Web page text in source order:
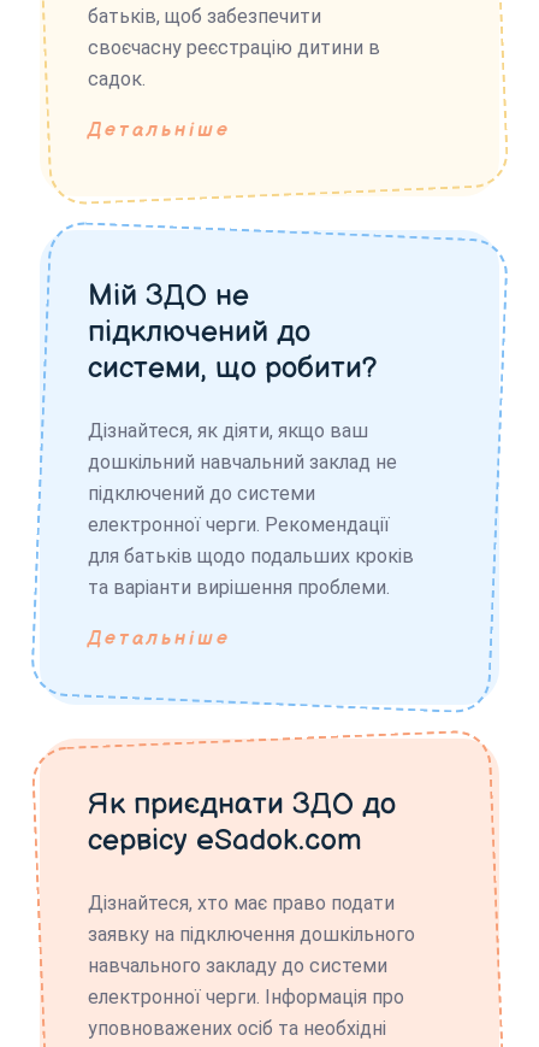
батьків, щоб забезпечити
своєчасну реєстрацію дитини в
садок.
Детальніше
Мій ЗДО не
підключений до
системи, що робити?
Дізнайтеся, як діяти, якщо ваш
дошкільний навчальний заклад не
підключений до системи
електронної черги. Рекомендації
для батьків щодо подальших кроків
та варіанти вирішення проблеми.
Детальніше
Як приєднати ЗДО до
сервісу eSadok.com
Дізнайтеся, хто має право подати
заявку на підключення дошкільного
навчального закладу до системи
електронної черги. Інформація про
уповноважених осіб та необхідні